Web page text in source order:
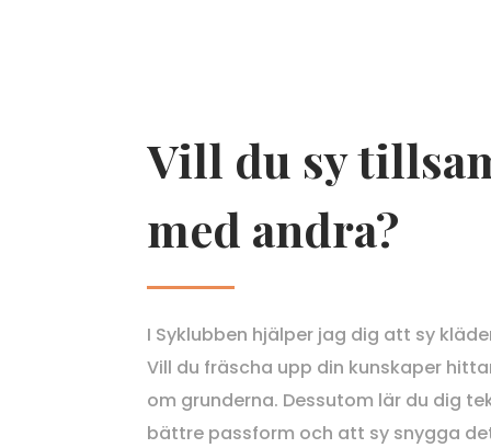
Vill du sy
med andra?
I Syklubben hjälper jag dig att sy
Vill du fräscha upp din kunskaper
om grunderna. Dessutom lär du dig
bättre passform och att sy snygga